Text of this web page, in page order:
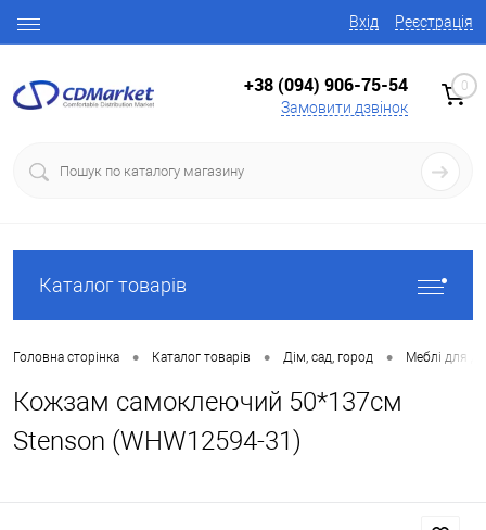
Вхід Реєстрація
+38 (094) 906-75-54
Замовити дзвінок
0
Каталог товарів
Головна сторінка • Каталог товарів • Дім, сад, город • Меблі для
Кожзам самоклеючий 50*137см
Stenson (WHW12594-31)